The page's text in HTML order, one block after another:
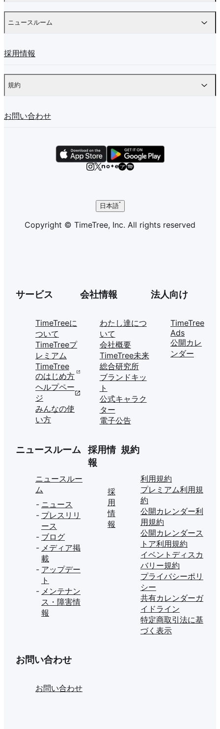
ニュースルーム
採用情報
規約
お問い合わせ
日本語
Copyright © TimeTree, Inc. All rights reserved
サービス
TimeTreeに
ついて
TimeTreeプ
レミアム
TimeTree
のはじめ方
ヘルプペー
ジ
みんなの使
い方
会社情報
わたし達につ
いて
会社概要
TimeTree未来
総合研究所
ブランドキッ
ト
公式キャラク
ター
電子公告
法人向け
TimeTree
Ads
公開カレ
ンダー
ニュースルーム
ニュースルー
ム
ニュース
プレスリリ
ース
ブログ
メディア掲
載
アップデー
ト
メンテナン
ス・障害情
報
採用情
報
採
用
情
報
規約
利用規約
プレミアム利用規
約
公開カレンダー利
用規約
公開カレンダース
トア利用規約
イベントディスカ
バリー規約
プライバシーポリ
シー
共有カレンダーガ
イドライン
特定商取引法に基
づく表示
お問い合わせ
お問い合わせ